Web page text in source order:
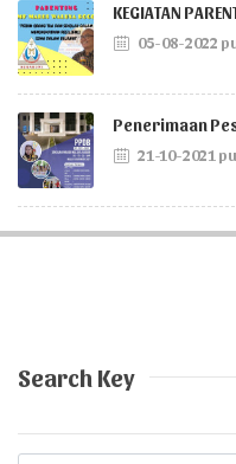
KEGIATAN
05-08-2022
Penerimaan
21-10-2021
Search Key